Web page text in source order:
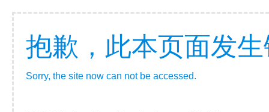
抱歉，此本页面发
Sorry, the site now can not be accessed.